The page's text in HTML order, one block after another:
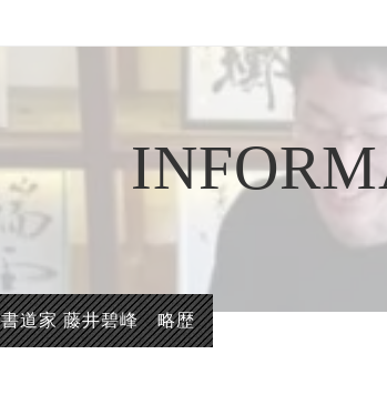
書・行書・隷書
木製表札の取付方法｜
写真で解説
店名・商品ロゴ、墓
正統派彫刻表札【か
き彫り】
コラム
書道家
【本気
書道家 藤井碧峰 略歴